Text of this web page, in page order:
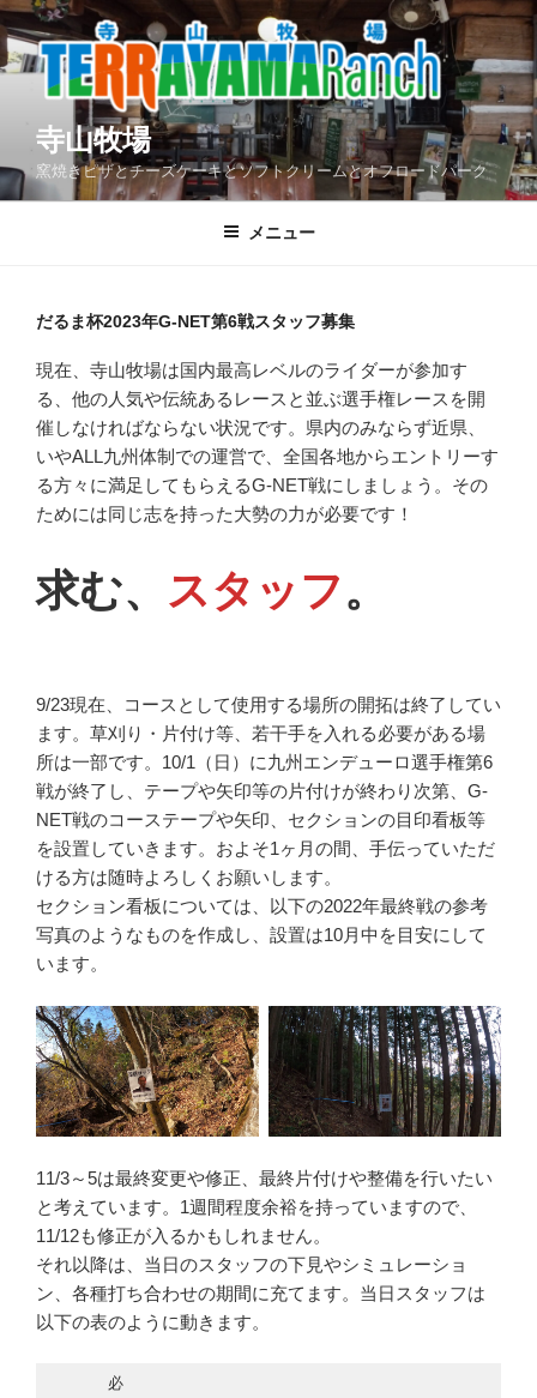
コ
ン
テ
ス
寺山牧場
窯焼きピザとチーズケーキとソフトクリームとオフロードパーク
メニュー
だるま杯2023年G-NET第6戦スタッフ募集
現在、寺山牧場は国内最高レベルのライダーが参加す
る、他の人気や伝統あるレースと並ぶ選手権レースを開
催しなければならない状況です。県内のみならず近県、
いやALL九州体制での運営で、全国各地からエントリーす
る方々に満足してもらえるG-NET戦にしましょう。その
ためには同じ志を持った大勢の力が必要です！
求む、 スタッフ。
9/23現在、コースとして使用する場所の開拓は終了してい
ます。草刈り・片付け等、若干手を入れる必要がある場
所は一部です。10/1（日）に九州エンデューロ選手権第6
戦が終了し、テープや矢印等の片付けが終わり次第、G-
NET戦のコーステープや矢印、セクションの目印看板等
を設置していきます。およそ1ヶ月の間、手伝っていただ
ける方は随時よろしくお願いします。
セクション看板については、以下の2022年最終戦の参考
写真のようなものを作成し、設置は10月中を目安にして
います。
11/3～5は最終変更や修正、最終片付けや整備を行いたい
と考えています。1週間程度余裕を持っていますので、
11/12も修正が入るかもしれません。
それ以降は、当日のスタッフの下見やシミュレーショ
ン、各種打ち合わせの期間に充てます。当日スタッフは
以下の表のように動きます。
必